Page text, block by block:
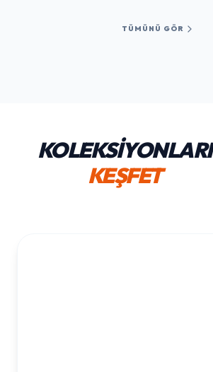
TÜMÜNÜ GÖR
KOLEKSİYONLARI
KEŞFET